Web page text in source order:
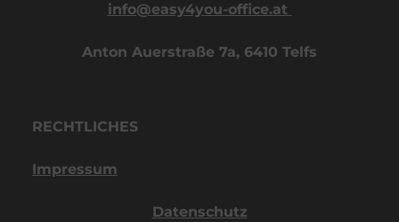
info@easy4you-office.at
Anton Auerstraße 7a, 6410 Telfs
RECHTLICHES
Impressum
Datenschutz